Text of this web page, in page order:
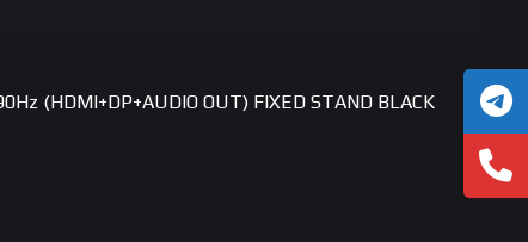
(HDMI+DP+AUDIO OUT) FIXED STAND BLACK